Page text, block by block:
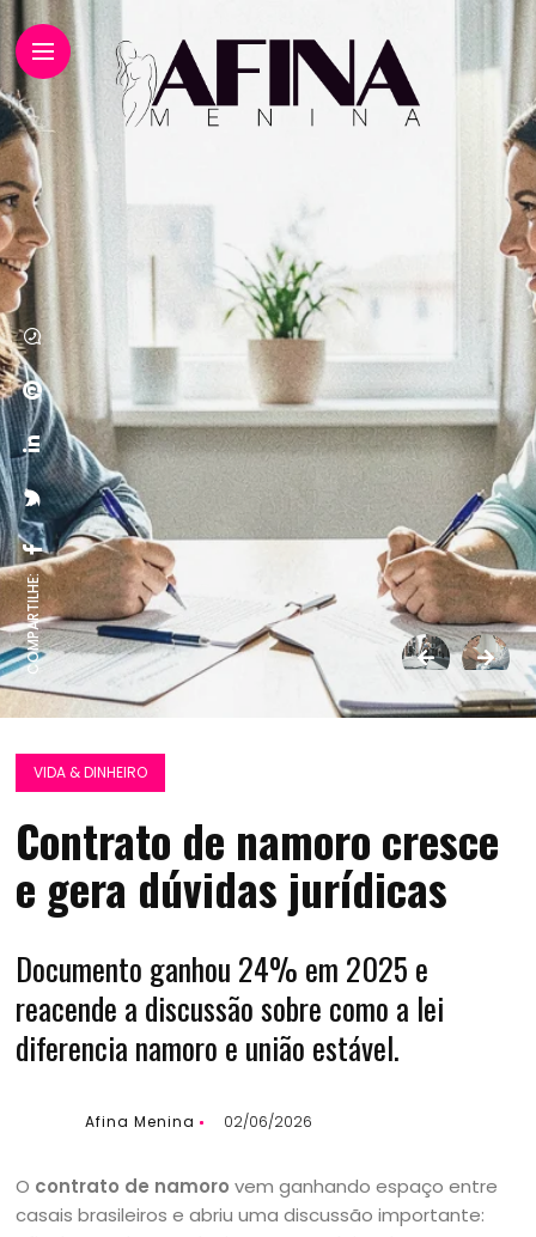
COMPARTILHE:
VIDA & DINHEIRO
Contrato de namoro cresce
e gera dúvidas jurídicas
Documento ganhou 24% em 2025 e
reacende a discussão sobre como a lei
diferencia namoro e união estável.
Afina Menina 02/06/2026
O contrato de namoro vem ganhando espaço entre
casais brasileiros e abriu uma discussão importante: